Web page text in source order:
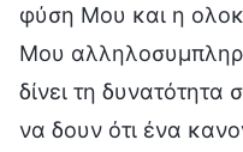
φύση Μου και η
Μου
δίνει τη
να δουν ότι ένα